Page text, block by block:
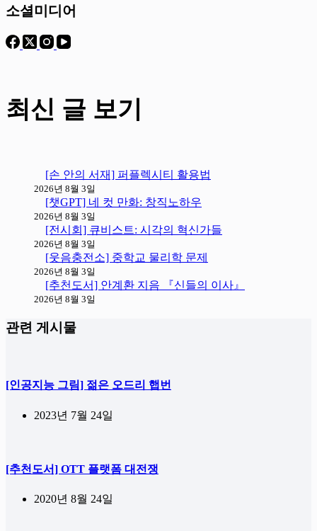
과
음
소셜미디어
최신 글 보기
[손 안의 서재] 퍼플렉시티 활용법
2026년 8월 3일
[챗GPT] 네 컷 만화: 창직노하우
2026년 8월 3일
[전시회] 큐비스트: 시각의 혁신가들
2026년 8월 3일
[웃음충전소] 중학교 물리학 문제
2026년 8월 3일
[추천도서] 안계환 지음 『신들의 이사』
2026년 8월 3일
관련 게시물
[인공지능 그림] 젊은 오드리 햅번
2023년 7월 24일
[추천도서] OTT 플랫폼 대전쟁
2020년 8월 24일